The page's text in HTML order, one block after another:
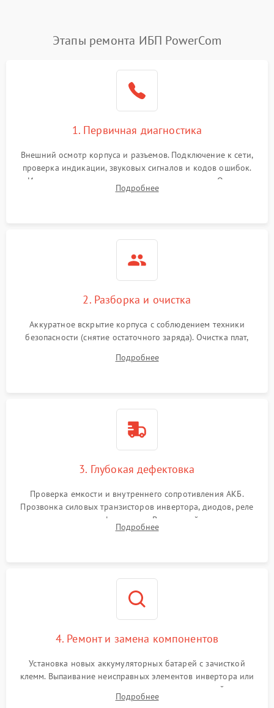
Этапы ремонта ИБП PowerCom
1. Первичная диагностика
Внешний осмотр корпуса и разъемов. Подключение к сети,
проверка индикации, звуковых сигналов и кодов ошибок.
Измерение входного и выходного напряжения. Оценка
реакции ИБП на отключение основного питания без
Подробнее
2. Разборка и очистка
Аккуратное вскрытие корпуса с соблюдением техники
безопасности (снятие остаточного заряда). Очистка плат,
и кистей для предотвращения перегрева и замыканий.
Подробнее
3. Глубокая дефектовка
Проверка емкости и внутреннего сопротивления АКБ.
Прозвонка силовых транзисторов инвертора, диодов, реле
переключения и трансформатора. Визуальный поиск вздутых
конденсаторов и прогаров на печатной плате.
Подробнее
4. Ремонт и замена компонентов
Установка новых аккумуляторных батарей с зачисткой
клемм. Выпаивание неисправных элементов инвертора или
цепи зарядки и монтаж новых радиодеталей.
Восстановление поврежденных токоведущих дорожек и
Подробнее